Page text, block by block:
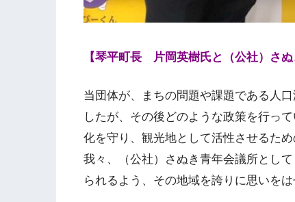
【琴平町長 片岡英樹氏と（公社）さ
当団体が、まちの問題や課題である人
したが、その後どのような政策を行っ
化を守り、観光地として活性させるた
我々、（公社）さぬき青年会議所とし
られるよう、その地域を誇りに思いを